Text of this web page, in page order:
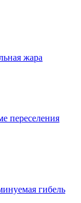
жара
переселения
гибель